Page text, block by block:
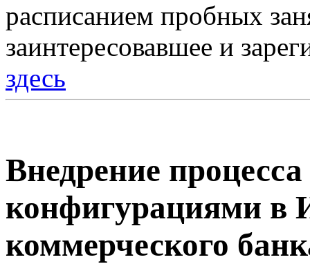
расписанием пробных
заинтересовавшее и
здесь
Внедрение
конфигурациями в
коммерческого